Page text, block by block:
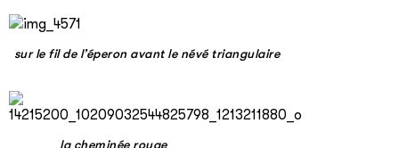
sur le fil de l’éperon avant le névé triangulaire
la cheminée rouge